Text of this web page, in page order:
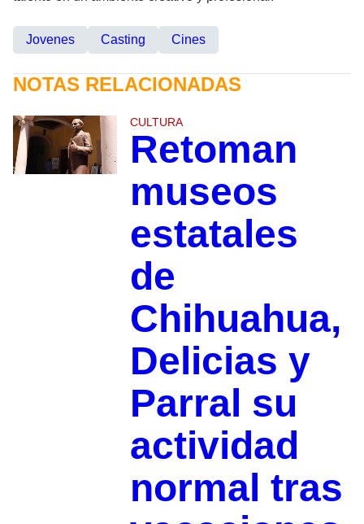
Jovenes Casting Cines
NOTAS RELACIONADAS
CULTURA
Retoman
museos
estatales
de
Chihuahua,
Delicias y
Parral su
actividad
normal tras